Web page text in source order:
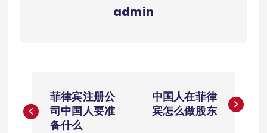
admin
章
菲律宾注册公
司中国人要准
备什么
中国人在菲律
宾怎么做股东